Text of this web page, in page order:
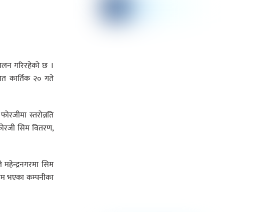
गरिरहेको छ ।
कार्तिक २० गते
स्तरोन्नति
सिम वितरण,
सिम
भएका कम्पनीका